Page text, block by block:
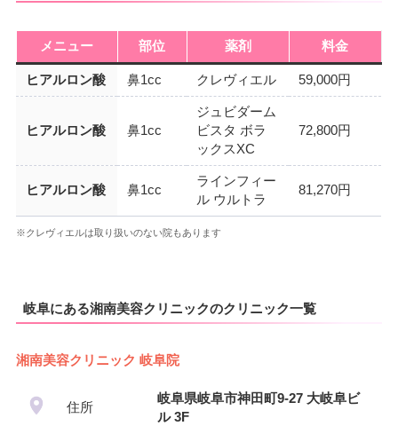
メニュー 部位 薬剤 料金
ヒアルロン酸 鼻1cc クレヴィエル 59,000円
ヒアルロン酸 鼻1cc
ジュビダーム
ビスタ ボラ
ックスXC
72,800円
ヒアルロン酸 鼻1cc
ラインフィー
ル ウルトラ
81,270円
※クレヴィエルは取り扱いのない院もあります
岐阜にある湘南美容クリニックのクリニック一覧
湘南美容クリニック 岐阜院
住所
岐阜県岐阜市神田町9-27 大岐阜ビ
ル 3F